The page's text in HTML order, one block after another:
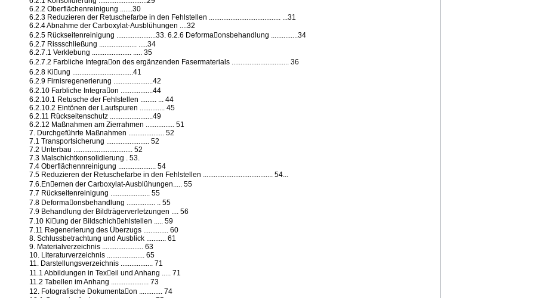
6.2.2 Oberflächenreinigung .......30
6.2.3 Reduzieren der Retuschefarbe in den Fehlstellen ........................................ ...31
6.2.4 Abnahme der Carboxylat-Ausblühungen ....32
6.2.5 Rückseitenreinigung ......................33. 6.2.6 Deforma􀁉onsbehandlung ...............34
6.2.7 Rissschließung ..................... .....34
6.2.7.1 Verklebung ...................... ..... 35
6.2.7.2 Farbliche Integra􀁉on des ergänzenden Fasermaterials ................................ 36
6.2.8 Ki􀀐ung ..................................41
6.2.9 Firnisregenerierung ......................42
6.2.10 Farbliche Integra􀁉on ..................44
6.2.10.1 Retusche der Fehlstellen ......... ... 44
6.2.10.2 Eintönen der Laufspuren .............. 45
6.2.11 Rückseitenschutz ........................49
6.2.12 Maßnahmen am Zierrahmen ................ 51
7. Durchgeführte Maßnahmen .................... 52
7.1 Transportsicherung ........................ 52
7.2 Unterbau ................................. 52
7.3 Malschichtkonsolidierung . 53.
7.4 Oberflächennreinigung ..................... 54
7.5 Reduzieren der Retuschefarbe in den Fehlstellen ....................................... 54...
7.6.En􀁏ernen der Carboxylat-Ausblühungen..... 55
7.7 Rückseitenreinigung ...................... 55
7.8 Deforma􀁉onsbehandlung ................ .. 55
7.9 Behandlung der Bildträgerverletzungen .... 56
7.10 Ki􀀐ung der Bildschich􀁏ehlstellen ..... 59
7.11 Regenerierung des Überzugs .............. 60
8. Schlussbetrachtung und Ausblick ........... 61
9. Materialverzeichnis ....................... 63
10. Literaturverzeichnis ..................... 65
11. Darstellungsverzeichnis .................. 71
11.1 Abbildungen in Tex􀀐eil und Anhang ..... 71
11.2 Tabellen im Anhang ..................... 73
12. Fotografische Dokumenta􀀭on ............. 74